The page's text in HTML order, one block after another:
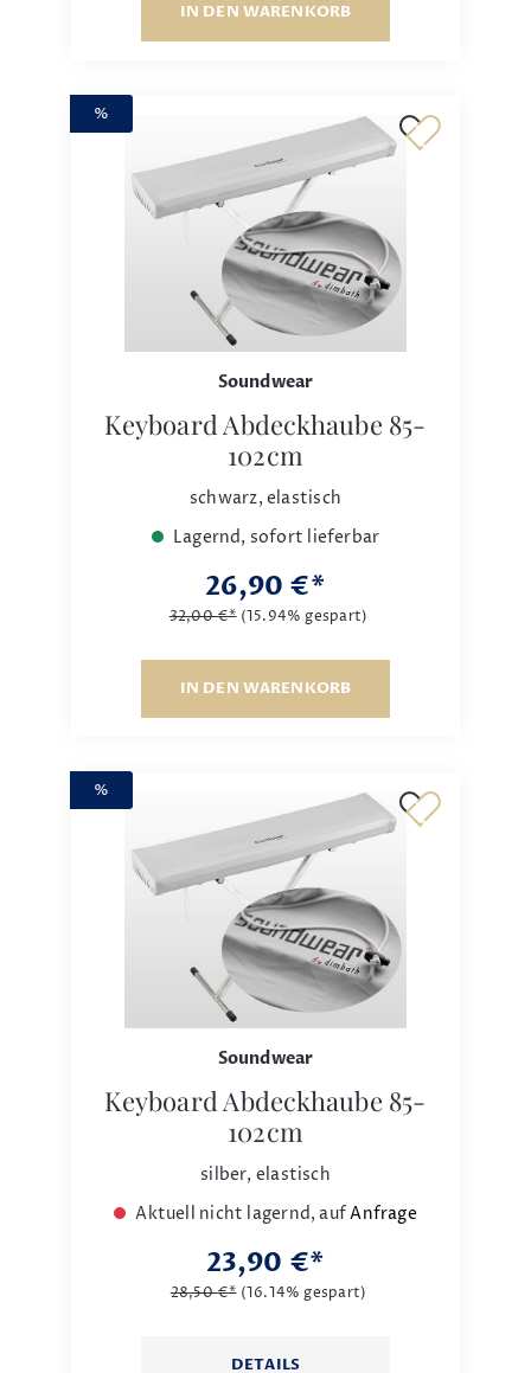
IN DEN WARENKORB
%
Soundwear
Keyboard Abdeckhaube 85-
102cm
schwarz, elastisch
Lagernd, sofort lieferbar
26,90 €*
32,00 €* (15.94% gespart)
IN DEN WARENKORB
%
Soundwear
Keyboard Abdeckhaube 85-
102cm
silber, elastisch
Aktuell nicht lagernd, aufAnfrage
23,90 €*
28,50 €* (16.14% gespart)
DETAILS